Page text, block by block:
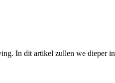
In dit artikel zullen we dieper